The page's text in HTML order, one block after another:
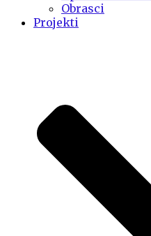
Obrasci
Projekti